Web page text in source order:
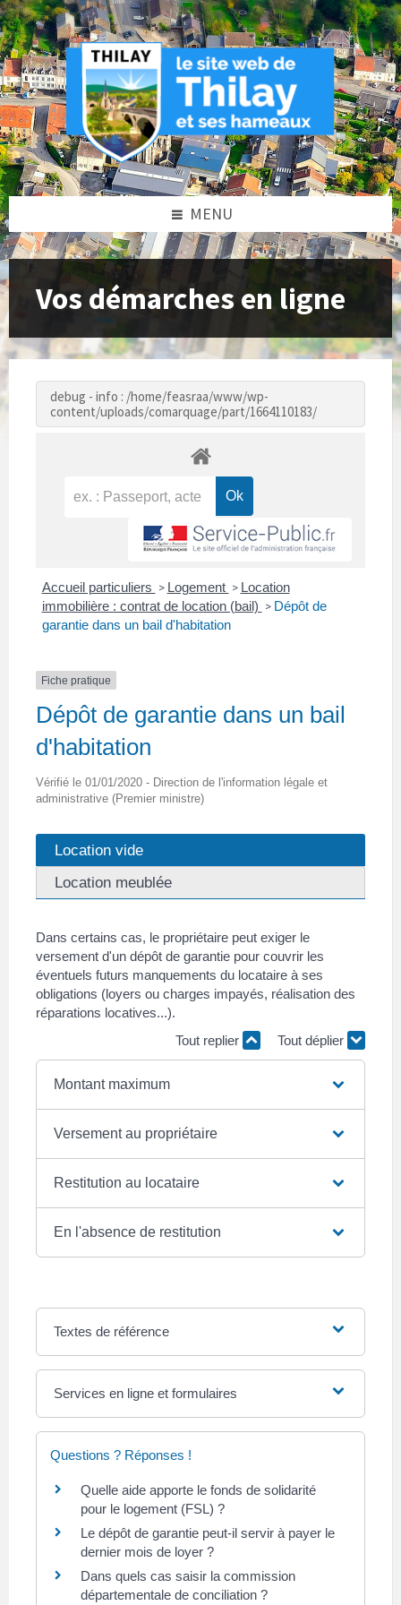
Skip
to
content
Skip
to
left
sidebar
Skip
to
footer
MENU
Vos démarches en ligne
debug - info : /home/feasraa/www/wp-
content/uploads/comarquage/part/1664110183/
Accueil particuliers > Logement > Location
immobilière : contrat de location (bail) > Dépôt de
garantie dans un bail d'habitation
Fiche pratique
Dépôt de garantie dans un bail
d'habitation
Vérifié le 01/01/2020 - Direction de l'information légale et
administrative (Premier ministre)
Location vide
Location meublée
Dans certains cas, le propriétaire peut exiger le
versement d'un dépôt de garantie pour couvrir les
éventuels futurs manquements du locataire à ses
obligations (loyers ou charges impayés, réalisation des
réparations locatives...).
Tout replier
Tout déplier
Montant maximum
Versement au propriétaire
Restitution au locataire
En l'absence de restitution
Textes de référence
Services en ligne et formulaires
Questions ? Réponses !
Quelle aide apporte le fonds de solidarité
pour le logement (FSL) ?
Le dépôt de garantie peut-il servir à payer le
dernier mois de loyer ?
Dans quels cas saisir la commission
départementale de conciliation ?